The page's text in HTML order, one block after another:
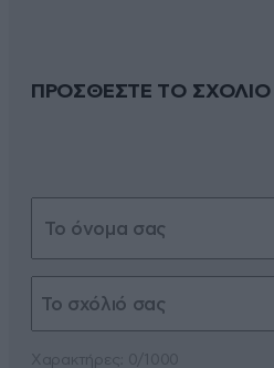
ΠΡΟΣΘΕΣΤΕ ΤΟ